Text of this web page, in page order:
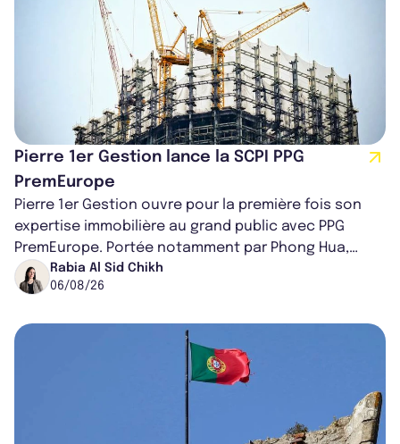
Pierre 1er Gestion lance la SCPI PPG
PremEurope
Pierre 1er Gestion ouvre pour la première fois son
expertise immobilière au grand public avec PPG
PremEurope. Portée notamment par Phong Hua,
ancien directeur des investissements d...
Rabia Al Sid Chikh
06/08/26